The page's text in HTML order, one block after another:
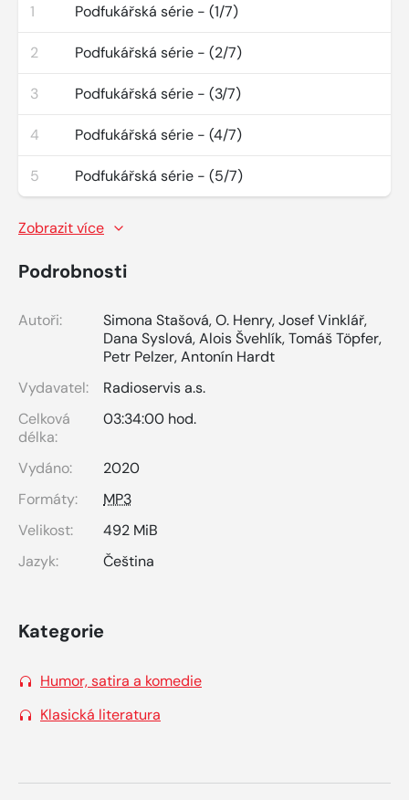
1 Podfukářská série - (1/7)
2 Podfukářská série - (2/7)
3 Podfukářská série - (3/7)
4 Podfukářská série - (4/7)
5 Podfukářská série - (5/7)
Zobrazit více
Podrobnosti
Autoři: Simona Stašová,O. Henry,Josef Vinklář,
Dana Syslová,Alois Švehlík,Tomáš Töpfer,
Petr Pelzer,Antonín Hardt
Vydavatel:
Radioservis a.s.
Celková
délka:
03:34:00 hod.
Vydáno:
2020
Formáty:
MP3
Velikost:
492 MiB
Jazyk:
Čeština
Kategorie
Humor, satira a komedie
Klasická literatura